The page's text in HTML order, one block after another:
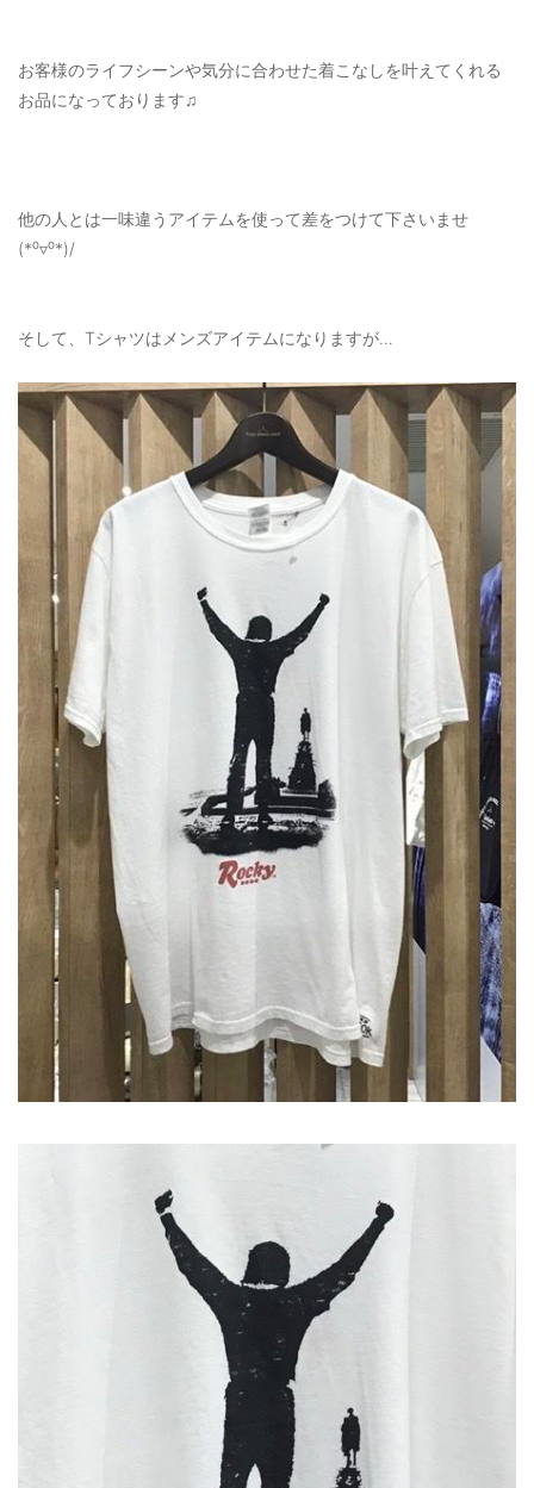
お客様のライフシーンや気分に合わせた着こなしを叶えてくれる
お品になっております♫
他の人とは一味違うアイテムを使って差をつけて下さいませ
(*⁰▿⁰*)/
そして、Tシャツはメンズアイテムになりますが…